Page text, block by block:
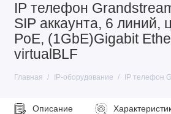
IP телефон
SIP аккаунта, 6 линий,
PoE, (1GbE)Gigabit
virtualBLF
Главная IP-оборудование IP телефон
Описание